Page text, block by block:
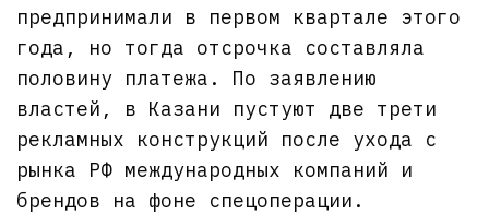
предпринимали в первом квартале этого
года, но тогда отсрочка составляла
половину платежа. По заявлению
властей, в Казани пустуют две трети
рекламных конструкций после ухода с
рынка РФ международных компаний и
брендов на фоне спецоперации.